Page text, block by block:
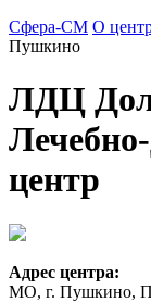
Сфера-СМ О
Пушкино
ЛДЦ
центр
Адрес центра:
МО, г. Пушкино,